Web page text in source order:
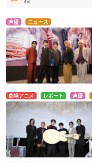
声優 ニュース
劇場アニメ レポート 声優